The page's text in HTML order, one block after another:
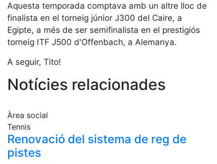
Treballa amb
nosaltres
Àrea esportiva
Tennis
Escola de
tennis
Palmarès
equips
Llegendes
Aquesta temporada comptava amb un altre lloc de
finalista en el torneig júnior J300 del Caire, a
Egipte, a més de ser semifinalista en el prestigiós
torneig ITF J500 d'Offenbach, a Alemanya.
A seguir, Tito!
Notícies relacionades
Àrea social
Tennis
Renovació del sistema de reg de
pistes